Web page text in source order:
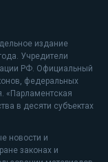
издание
Учредители
РФ. Официальный
федеральных
«Парламентская
в десяти субъектах
новости и
законах и